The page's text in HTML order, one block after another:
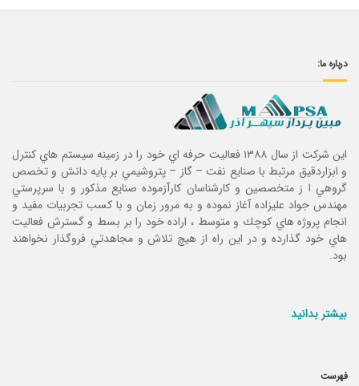
درباره ما:
این شرکت از سال ۱۳۸۸ فعاليت حرفه اي خود را در زمينه سيستم هاي كنترل
و ابزاردقيق مرتبط با صنايع نفت – گاز – پتروشيمي بر پايه دانش و تخصص
گروهي ا ز متخصصين و كارشناسان كارآزموده صنايع مذكور و با سرپرستي
مهندس جواد عليزاده آغاز نموده و به مرور زمان و با كسب تجربيات مفيد و
انجام پروژه هاي كوچك و متوسط ، اراده خود را بر بسط و گسترش فعاليت
هاي خود گذارده و در اين راه از هيچ تلاش و مجاهدتي فروگذار نخواهند
بود.
بیشتر بدانید
فهرست